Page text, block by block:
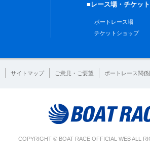
■レース場・チケッ
ボートレース場
チケットショップ
サイトマップ ご意見・ご要望 ボートレース関係
COPYRIGHT © BOAT RACE OFFICIAL WEB ALL